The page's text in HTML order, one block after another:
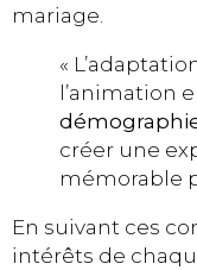
mariage.
«
l’animation
créer une
mémorable
En suivant ces
intérêts de